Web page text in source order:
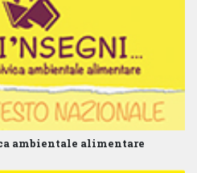
ambientale alimentare